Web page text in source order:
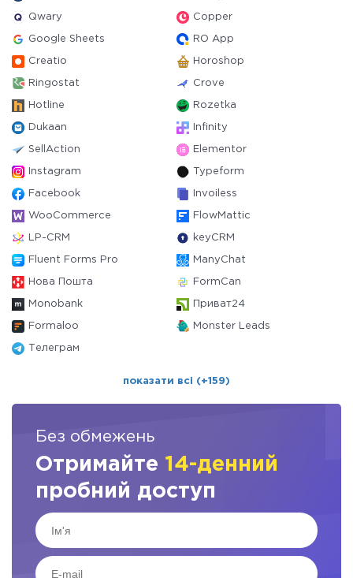
Qwary Copper
Google Sheets RO App
Creatio Horoshop
Ringostat Crove
Hotline Rozetka
Dukaan Infinity
SellAction Elementor
Instagram Typeform
Facebook Invoiless
WooCommerce FlowMattic
LP-CRM keyCRM
Fluent Forms Pro ManyChat
Нова Пошта FormCan
Monobank Приват24
Formaloo Monster Leads
Телеграм
показати всі (+159)
Без обмежень
Отримайте 14-денний
пробний доступ